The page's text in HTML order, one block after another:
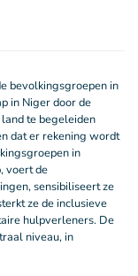
bevolkingsgroepen in
in Niger door de
te begeleiden
dat er rekening wordt
in
voert de
sensibiliseert ze
ze de inclusieve
hulpverleners. De
niveau, in